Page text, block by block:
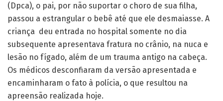
(Dpca), o pai, por não suportar o choro de sua filha,
passou a estrangular o bebê até que ele desmaiasse. A
criança deu entrada no hospital somente no dia
subsequente apresentava fratura no crânio, na nuca e
lesão no fígado, além de um trauma antigo na cabeça.
Os médicos desconfiaram da versão apresentada e
encaminharam o fato à polícia, o que resultou na
apreensão realizada hoje.